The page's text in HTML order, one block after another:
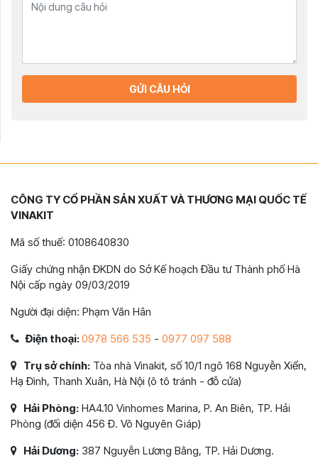
GỬI CÂU HỎI
CÔNG TY CỔ PHẦN SẢN XUẤT VÀ THƯƠNG MẠI QUỐC TẾ
VINAKIT
Mã số thuế: 0108640830
Giấy chứng nhận ĐKDN do Sở Kế hoạch Đầu tư Thành phố Hà
Nội cấp ngày 09/03/2019
Người đại diện: Phạm Văn Hân
Điện thoại:0978 566 535 - 0977 097 588
Trụ sở chính: Tòa nhà Vinakit, số 10/1 ngõ 168 Nguyễn Xiển,
Hạ Đình, Thanh Xuân, Hà Nội (ô tô tránh - đỗ cửa)
Hải Phòng: HA4.10 Vinhomes Marina, P. An Biên, TP. Hải
Phòng (đối diện 456 Đ. Võ Nguyên Giáp)
Hải Dương: 387 Nguyễn Lương Bằng, TP. Hải Dương.